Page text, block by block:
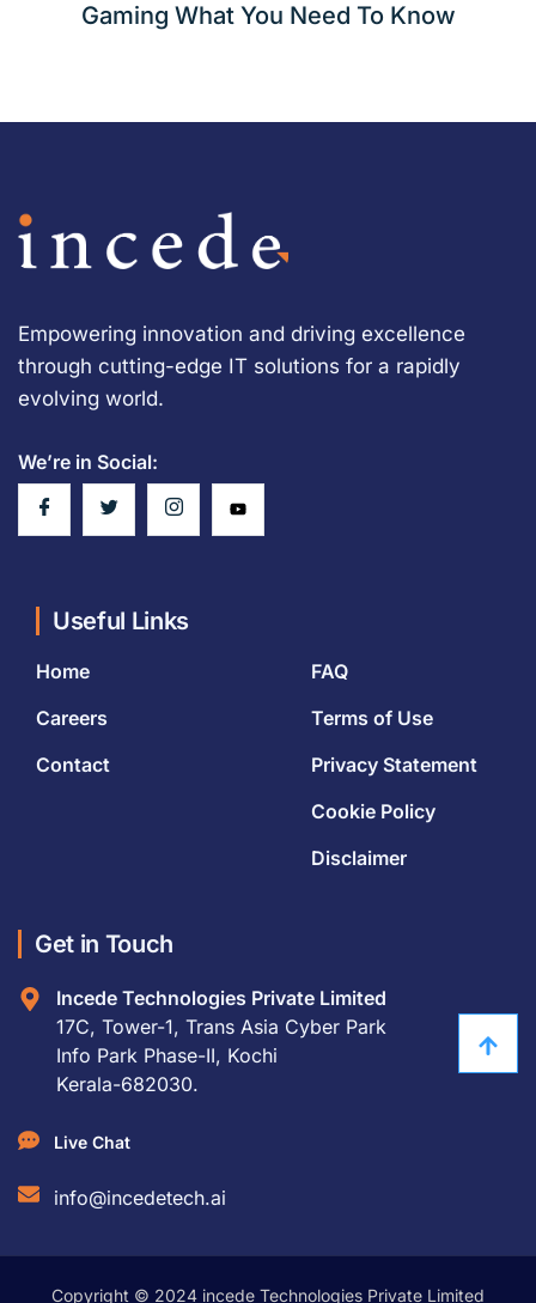
Gaming What You Need To Know
Empowering innovation and driving excellence
through cutting-edge IT solutions for a rapidly
evolving world.
We’re in Social:
Useful Links
Home
Careers
Contact
FAQ
Terms of Use
Privacy Statement
Cookie Policy
Disclaimer
Get in Touch
Incede Technologies Private Limited
17C, Tower-1, Trans Asia Cyber Park
Info Park Phase-II, Kochi
Kerala-682030.
Live Chat
info@incedetech.ai
Copyright © 2024 incede Technologies Private Limited